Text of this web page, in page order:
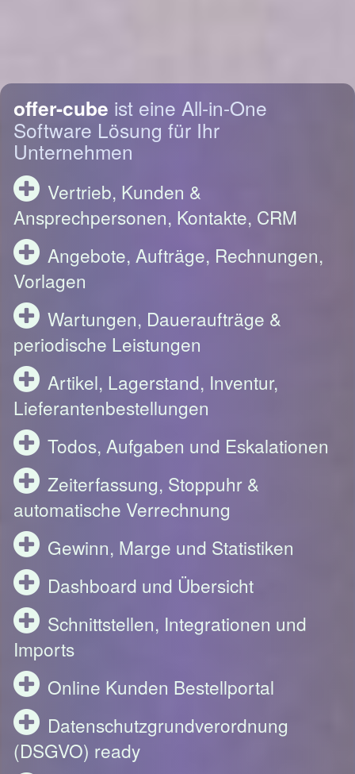
offer-cube ist eine All-in-One
Software Lösung für Ihr
Unternehmen
Vertrieb, Kunden &
Ansprechpersonen, Kontakte, CRM
Angebote, Aufträge, Rechnungen,
Vorlagen
Wartungen, Daueraufträge &
periodische Leistungen
Artikel, Lagerstand, Inventur,
Lieferantenbestellungen
Todos, Aufgaben und Eskalationen
Zeiterfassung, Stoppuhr &
automatische Verrechnung
Gewinn, Marge und Statistiken
Dashboard und Übersicht
Schnittstellen, Integrationen und
Imports
Online Kunden Bestellportal
Datenschutzgrundverordnung
(DSGVO) ready